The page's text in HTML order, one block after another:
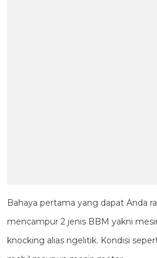
Bahaya pertama yang dapat Anda
mencampur 2 jenis BBM yakni
knocking alias ngelitik. Kondisi